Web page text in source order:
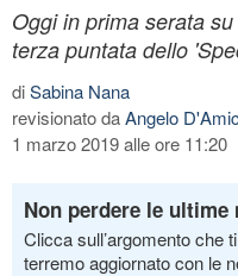
Oggi in prima serata
terza puntata dello
diSabina Nana
revisionato daAngelo
1 marzo 2019 alle ore 11:20
Non perdere le ultime
Clicca sull’argomento che
terremo aggiornato con le